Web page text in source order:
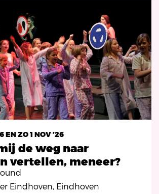
de weg naar
vertellen, meneer?
ENZO 1 NOV ’26
Eindhoven, Eindhoven